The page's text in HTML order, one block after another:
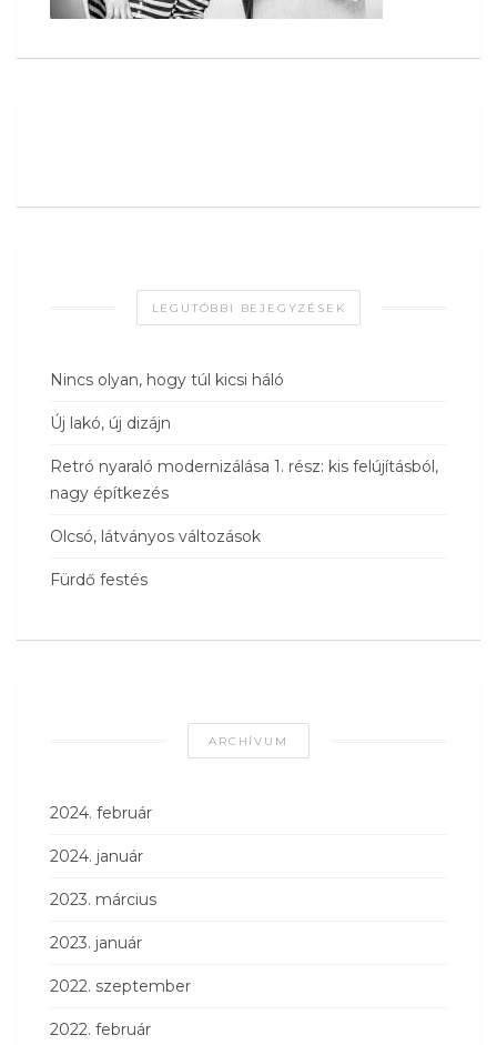
LEGUTÓBBI BEJEGYZÉSEK
Nincs olyan, hogy túl kicsi háló
Új lakó, új dizájn
Retró nyaraló modernizálása 1. rész: kis felújításból,
nagy építkezés
Olcsó, látványos változások
Fürdő festés
ARCHÍVUM
2024. február
2024. január
2023. március
2023. január
2022. szeptember
2022. február